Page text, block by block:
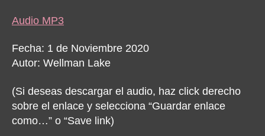
Audio MP3
Fecha: 1 de Noviembre 2020
Autor: Wellman Lake
(Si deseas descargar el audio, haz click derecho
sobre el enlace y selecciona “Guardar enlace
como…” o “Save link)